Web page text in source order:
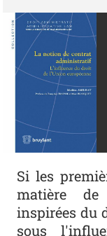
Si les
matière
inspirées du
sous